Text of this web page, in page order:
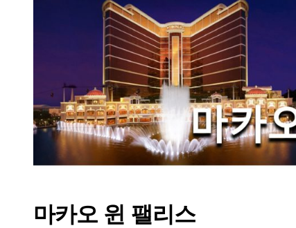
마카오 윈 팰리스